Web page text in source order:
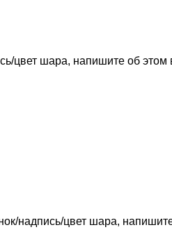
цвет шара, напишите об
надпись/цвет шара,